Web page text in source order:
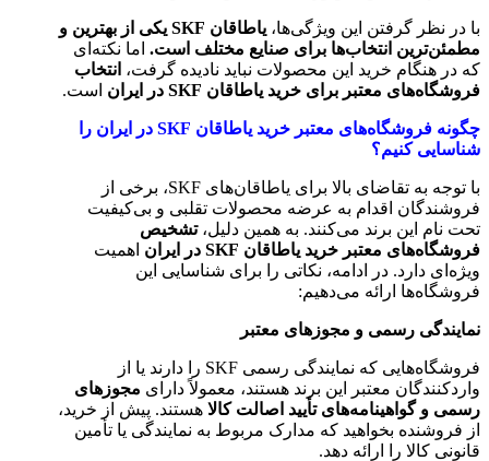
با در نظر گرفتن این ویژگی‌ها،
یاطاقان SKF یکی از بهترین و
مطمئن‌ترین انتخاب‌ها برای صنایع مختلف است. اما نکته‌ای
که در هنگام خرید این محصولات نباید نادیده گرفت، انتخاب
فروشگاه‌های معتبر برای خرید یاطاقان SKF در ایران
است.
چگونه فروشگاه‌های معتبر خرید یاطاقان SKF در ایران را
شناسایی کنیم؟
با توجه به تقاضای بالا برای یاطاقان‌های SKF، برخی از
فروشندگان اقدام به عرضه محصولات تقلبی و بی‌کیفیت
تحت نام این برند می‌کنند. به همین دلیل،تشخیص
فروشگاه‌های معتبر خرید یاطاقان SKF در ایران
اهمیت
ویژه‌ای دارد. در ادامه، نکاتی را برای شناسایی این
فروشگاه‌ها ارائه می‌دهیم:
نمایندگی رسمی و مجوزهای معتبر
فروشگاه‌هایی که نمایندگی رسمی SKF را دارند یا از
واردکنندگان معتبر این برند هستند، معمولاً دارای مجوزهای
رسمی و گواهینامه‌های تأیید اصالت کالا هستند. پیش از خرید،
از فروشنده بخواهید که مدارک مربوط به نمایندگی یا تأمین
قانونی کالا را ارائه دهد.